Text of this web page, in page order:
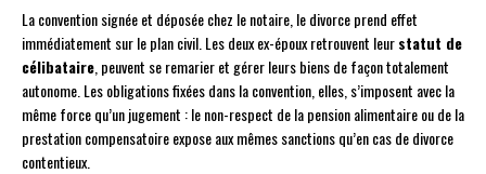
La convention signée et déposée chez le notaire, le divorce prend effet
immédiatement sur le plan civil. Les deux ex-époux retrouvent leurstatut de
célibataire , peuvent se remarier et gérer leurs biens de façon totalement
autonome. Les obligations fixées dans la convention, elles, s’imposent avec la
même force qu’un jugement : le non-respect de la pension alimentaire ou de la
prestation compensatoire expose aux mêmes sanctions qu’en cas de divorce
contentieux.